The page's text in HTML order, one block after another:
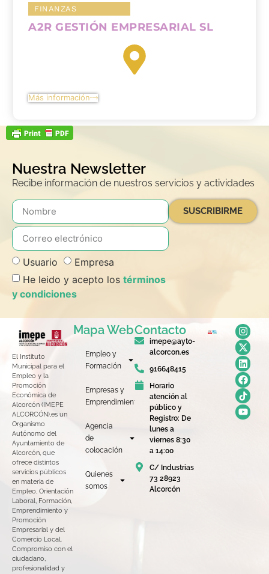
FINANZAS
A2R GESTIÓN EMPRESARIAL SL
Más información
Nuestra Newsletter
Recibe información de nuestros servicios y actividades
Usuario
Empresa
He leido y acepto los términos
y condiciones
SUSCRIBIRME
El Instituto
Municipal para el
Empleo y la
Promoción
Económica de
Alcorcón (IMEPE
ALCORCÓN),es un
Organismo
Autónomo del
Ayuntamiento de
Alcorcón, que
ofrece distintos
servicios públicos
en materia de
Empleo, Orientación
Laboral, Formación,
Emprendimiento y
Promoción
Empresarial y del
Comercio Local.
Compromiso con el
ciudadano,
profesionalidad y
Mapa Web
Empleo y
Formación
Empresas y
Emprendimiento
Agencia
de
colocación
Quienes
somos
Contacto
imepe@ayto-
alcorcon.es
916648415
Horario
atención al
público y
Registro: De
lunes a
viernes 8:30
a 14:00
C/ Industrias
73 28923
Alcorcón